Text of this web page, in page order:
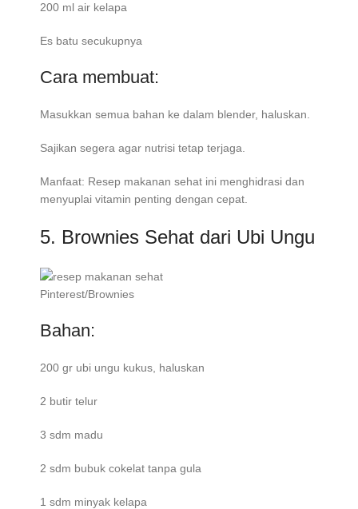
200 ml air kelapa
Es batu secukupnya
Cara membuat:
Masukkan semua bahan ke dalam blender, haluskan.
Sajikan segera agar nutrisi tetap terjaga.
Manfaat: Resep makanan sehat ini menghidrasi dan
menyuplai vitamin penting dengan cepat.
5. Brownies Sehat dari Ubi Ungu
Pinterest/Brownies
Bahan:
200 gr ubi ungu kukus, haluskan
2 butir telur
3 sdm madu
2 sdm bubuk cokelat tanpa gula
1 sdm minyak kelapa